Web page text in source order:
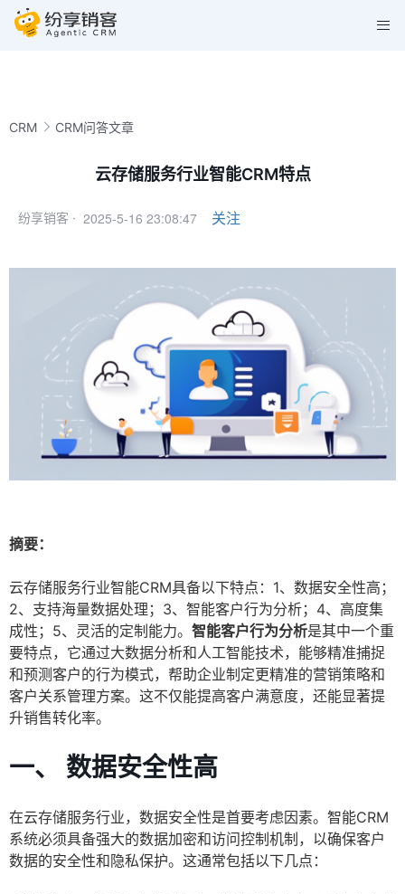
CRM CRM问答文章
云存储服务行业智能CRM特点
纷享销客 · 2025-5-16 23:08:47 关注
摘要：
云存储服务行业智能CRM具备以下特点：1、数据安全性高；
2、支持海量数据处理；3、智能客户行为分析；4、高度集
成性；5、灵活的定制能力。 智能客户行为分析是其中一个重
要特点，它通过大数据分析和人工智能技术，能够精准捕捉
和预测客户的行为模式，帮助企业制定更精准的营销策略和
客户关系管理方案。这不仅能提高客户满意度，还能显著提
升销售转化率。
一、 数据安全性高
在云存储服务行业，数据安全性是首要考虑因素。智能CRM
系统必须具备强大的数据加密和访问控制机制，以确保客户
数据的安全性和隐私保护。这通常包括以下几点：